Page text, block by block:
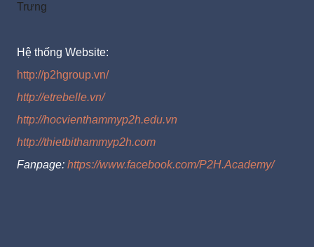
Trưng
Hệ thống Website:
http://p2hgroup.vn/
http://etrebelle.vn/
http://hocvienthammyp2h.edu.vn
http://thietbithammyp2h.com
Fanpage: https://www.facebook.com/P2H.Academy/